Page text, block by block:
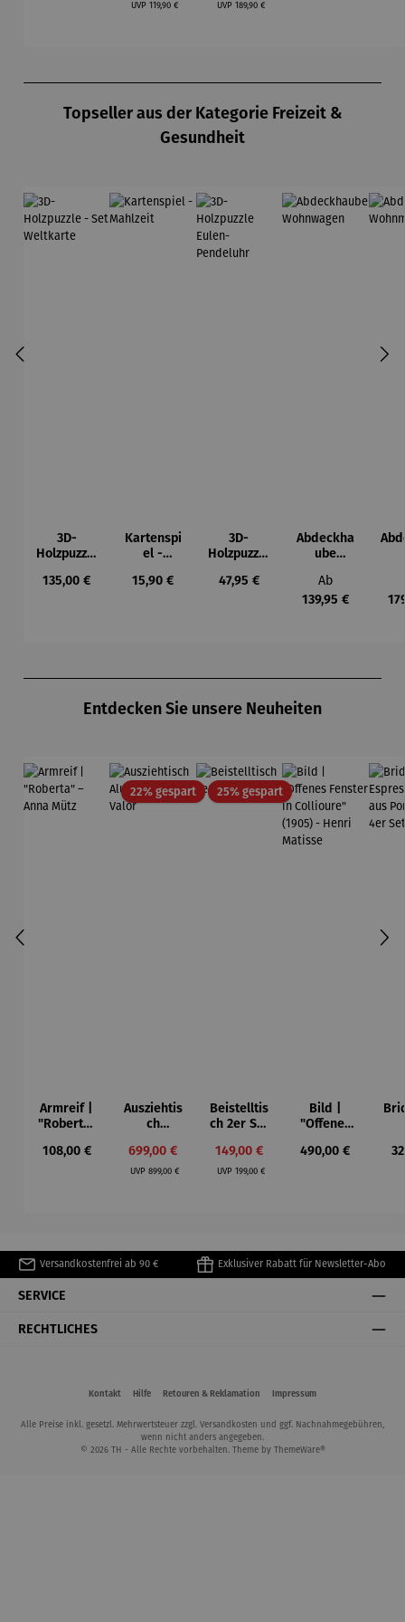
UVP119,90 € UVP 189,90 €
Topseller aus der Kategorie Freizeit &
Gesundheit
3D-
Holzpuzzle
Weltkarte
Regulärer Preis:
135,00 €
Kartenspi
el -
Regulärer Preis:
15,90 €
3D-
Holzpuzzle
Pendeluhr
Regulärer Preis:
47,95 €
Abdeckha
ube
en
Regulärer
Ab
139,95 €
Entdecken Sie unsere Neuheiten
Armreif |
"Roberta"
Mütz
Regulärer Preis:
108,00 €
22% gespartRabatt
Ausziehtis
ch
– Valor
Verkaufspreis:
699,00 €
UVPRegulärer Preis:
899,00 €
25% gespartRabatt
Beistelltis
ch 2er Set
Verkaufspreis:
149,00 €
UVP Regulärer Preis:
199,00 €
Bild |
"Offenes
Collioure"
Regulärer Preis:
490,00 €
Versandkostenfrei ab 90 € Exklusiver Rabatt für Newsletter-Abo
SERVICE
RECHTLICHES
Kontakt Hilfe Retouren & Reklamation Impressum
Alle Preise inkl. gesetzl. Mehrwertsteuer zzgl. Versandkosten und ggf. Nachnahmegebühren,
wenn nicht anders angegeben.
© 2026 TH - Alle Rechte vorbehalten. Theme by ThemeWare®